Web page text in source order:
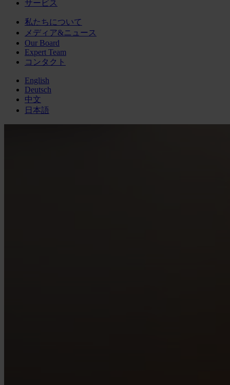
サービス
私たちについて
メディア&ニュース
Our Board
Expert Team
コンタクト
English
Deutsch
中文
日本語